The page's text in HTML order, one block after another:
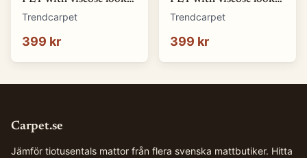
(svart) (Storlek: Ø 80
Trendcarpet
399 kr
(rosa) (Storlek: Ø 80
Trendcarpet
399 kr
Carpet.se
Jämför tiotusentals mattor från flera svenska mattbutiker. Hitta